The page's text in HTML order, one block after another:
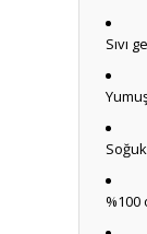
Sıvı